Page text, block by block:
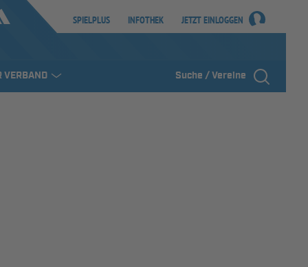
SPIELPLUS INFOTHEK JETZT EINLOGGEN
VERBAND Suche / Vereine